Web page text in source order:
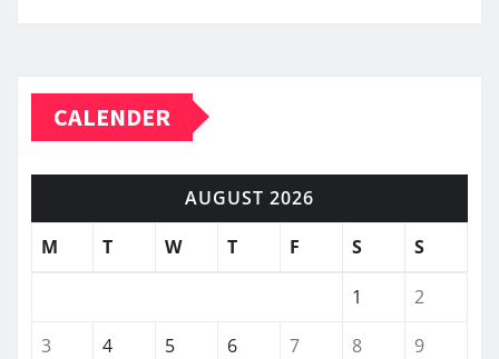
CALENDER
AUGUST 2026
M
T W T F S S
1
2
3
4 5 6 7 8
9